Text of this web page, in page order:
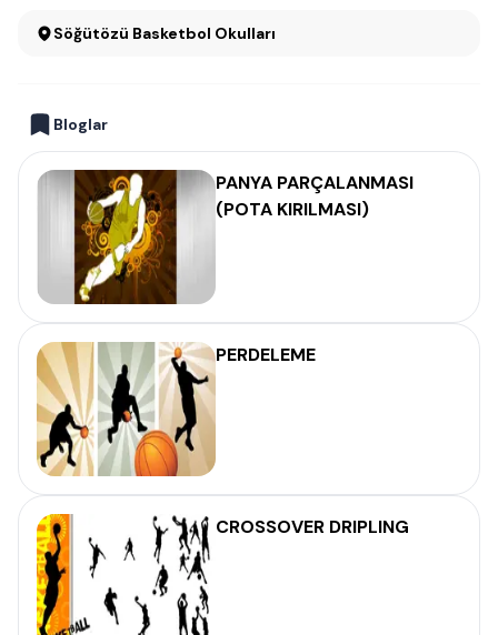
Söğütözü Basketbol Okulları
Bloglar
PANYA PARÇALANMASI
(POTA KIRILMASI)
PERDELEME
CROSSOVER DRIPLING